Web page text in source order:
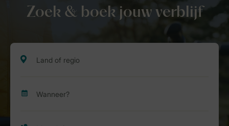
Zoek & boek jouw verblijf